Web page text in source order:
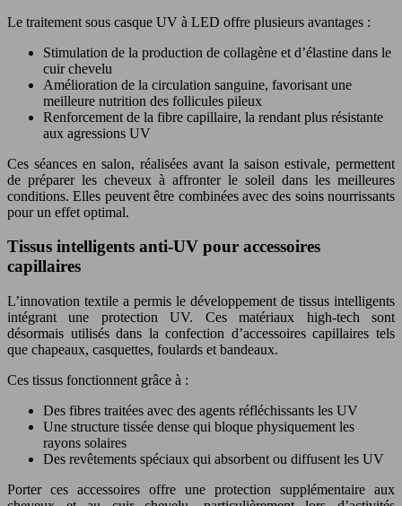
Le traitement sous casque UV à LED offre plusieurs avantages :
Stimulation de la production de collagène et d’élastine dans le
cuir chevelu
Amélioration de la circulation sanguine, favorisant une
meilleure nutrition des follicules pileux
Renforcement de la fibre capillaire, la rendant plus résistante
aux agressions UV
Ces séances en salon, réalisées avant la saison estivale, permettent
de préparer les cheveux à affronter le soleil dans les meilleures
conditions. Elles peuvent être combinées avec des soins nourrissants
pour un effet optimal.
Tissus intelligents anti-UV pour accessoires
capillaires
L’innovation textile a permis le développement de tissus intelligents
intégrant une protection UV. Ces matériaux high-tech sont
désormais utilisés dans la confection d’accessoires capillaires tels
que chapeaux, casquettes, foulards et bandeaux.
Ces tissus fonctionnent grâce à :
Des fibres traitées avec des agents réfléchissants les UV
Une structure tissée dense qui bloque physiquement les
rayons solaires
Des revêtements spéciaux qui absorbent ou diffusent les UV
Porter ces accessoires offre une protection supplémentaire aux